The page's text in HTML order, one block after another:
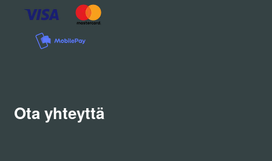
Ota yhteyttä